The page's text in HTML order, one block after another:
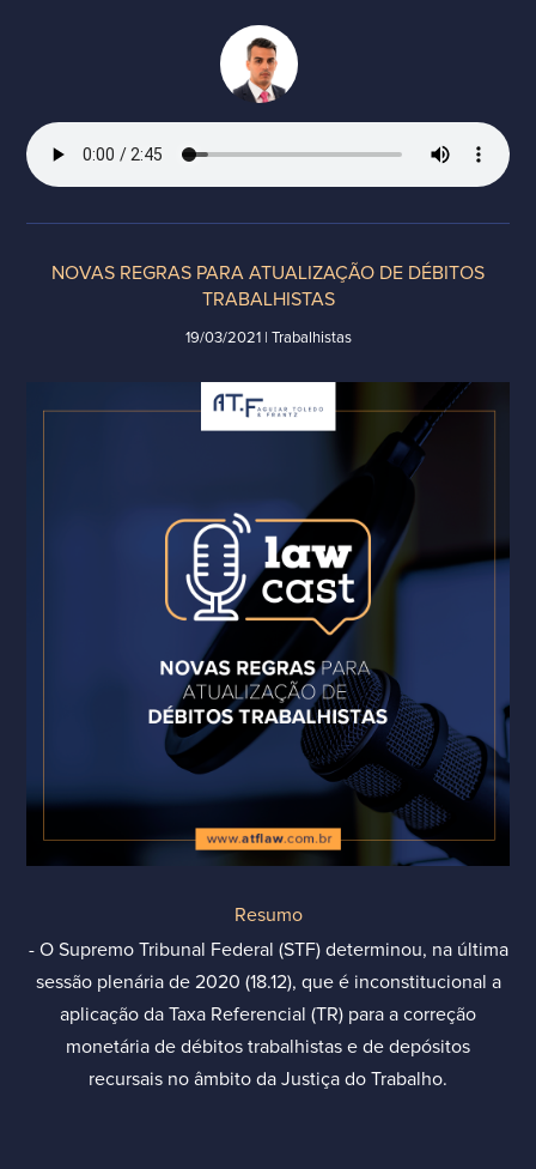
NOVAS REGRAS PARA ATUALIZAÇÃO DE DÉBITOS
TRABALHISTAS
19/03/2021 | Trabalhistas
Resumo
- O Supremo Tribunal Federal (STF) determinou, na última
sessão plenária de 2020 (18.12), que é inconstitucional a
aplicação da Taxa Referencial (TR) para a correção
monetária de débitos trabalhistas e de depósitos
recursais no âmbito da Justiça do Trabalho.